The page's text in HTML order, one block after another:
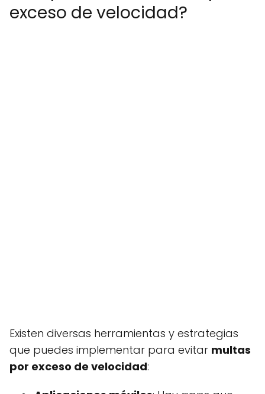
exceso de velocidad?
Existen diversas herramientas y estrategias
que puedes implementar para evitar multas
por exceso de velocidad: